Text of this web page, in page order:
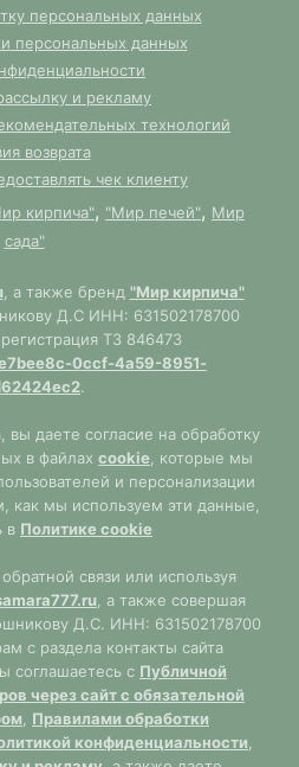
персональных данных
персональных данных
и рекламу
технологий
возврата
чек клиенту
кирпича", "Мир печей", Мир
сада"
, а также бренд "Мир кирпича"
Д.С ИНН: 631502178700
ТЗ 846473
0ccf-4a59-8951-
.
даете согласие на обработку
в файлах cookie, которые мы
и персонализации
как мы используем эти данные,
в Политике cookie
связи или используя
, а также совершая
Д.С. ИНН: 631502178700
с раздела контакты сайта
соглашаетесь с Публичной
через сайт с обязательной
, Правилами обработки
конфиденциальности,